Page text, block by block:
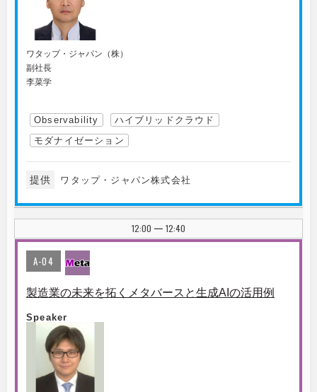
ワタップ・ジャパン（株）
副社長
李菜学
Observability
ハイブリッドクラウド
モダナイゼーション
提供 ワタップ・ジャパン株式会社
12:00 | 12:40
A-04
製造業の未来を拓くメタバースと生成AIの活用例
Speaker